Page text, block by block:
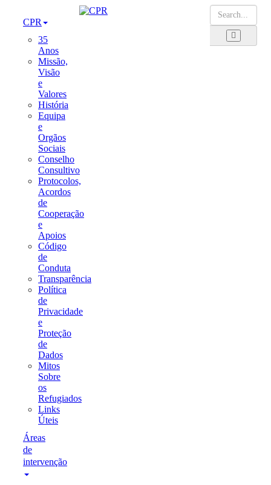
CPR
35
Anos
Missão,
Visão
e
Valores
História
Equipa
e
Orgãos
Sociais
Conselho
Consultivo
Protocolos,
Acordos
de
Cooperação
e
Apoios
Código
de
Conduta
Transparência
Política
de
Privacidade
e
Proteção
de
Dados
Mitos
Sobre
os
Refugiados
Links
Úteis
Áreas
de
intervenção